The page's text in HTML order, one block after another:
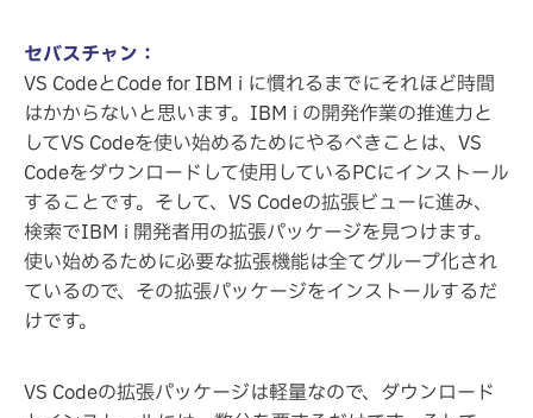
セバスチャン：
VS CodeとCode for IBM i に慣れるまでにそれほど時間
はかからないと思います。IBM i の開発作業の推進力と
してVS Codeを使い始めるためにやるべきことは、VS
Codeをダウンロードして使用しているPCにインストール
することです。そして、VS Codeの拡張ビューに進み、
検索でIBM i 開発者用の拡張パッケージを見つけます。
使い始めるために必要な拡張機能は全てグループ化され
ているので、その拡張パッケージをインストールするだ
けです。
VS Codeの拡張パッケージは軽量なので、ダウンロード